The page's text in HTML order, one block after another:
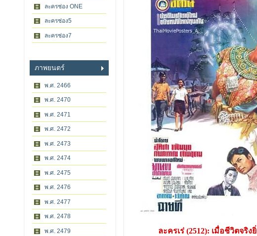
ละครช่อง ONE
ละครช่อง5
ละครช่อง7
ภาพยนตร์
พ.ศ. 2466
พ.ศ. 2470
พ.ศ. 2471
พ.ศ. 2472
พ.ศ. 2473
พ.ศ. 2474
พ.ศ. 2475
พ.ศ. 2476
พ.ศ. 2477
พ.ศ. 2478
พ.ศ. 2479 ละครเร่ (2512): เมื่อชีวิตจ